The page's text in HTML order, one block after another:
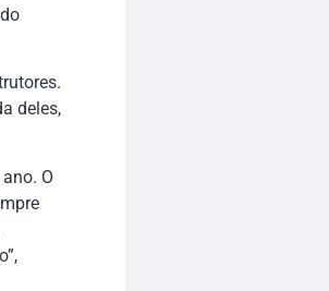
deles,
O